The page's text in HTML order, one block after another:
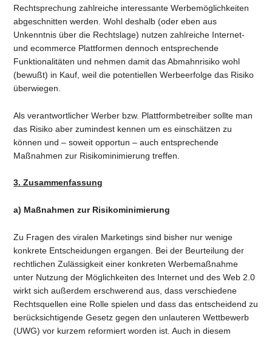
Rechtsprechung zahlreiche interessante Werbemöglichkeiten
abgeschnitten werden. Wohl deshalb (oder eben aus
Unkenntnis über die Rechtslage) nutzen zahlreiche Internet-
und ecommerce Plattformen dennoch entsprechende
Funktionalitäten und nehmen damit das Abmahnrisiko wohl
(bewußt) in Kauf, weil die potentiellen Werbeerfolge das Risiko
überwiegen.
Als verantwortlicher Werber bzw. Plattformbetreiber sollte man
das Risiko aber zumindest kennen um es einschätzen zu
können und – soweit opportun – auch entsprechende
Maßnahmen zur Risikominimierung treffen.
3. Zusammenfassung
a) Maßnahmen zur Risikominimierung
Zu Fragen des viralen Marketings sind bisher nur wenige
konkrete Entscheidungen ergangen. Bei der Beurteilung der
rechtlichen Zulässigkeit einer konkreten Werbemaßnahme
unter Nutzung der Möglichkeiten des Internet und des Web 2.0
wirkt sich außerdem erschwerend aus, dass verschiedene
Rechtsquellen eine Rolle spielen und dass das entscheidend zu
berücksichtigende Gesetz gegen den unlauteren Wettbewerb
(UWG) vor kurzem reformiert worden ist. Auch in diesem